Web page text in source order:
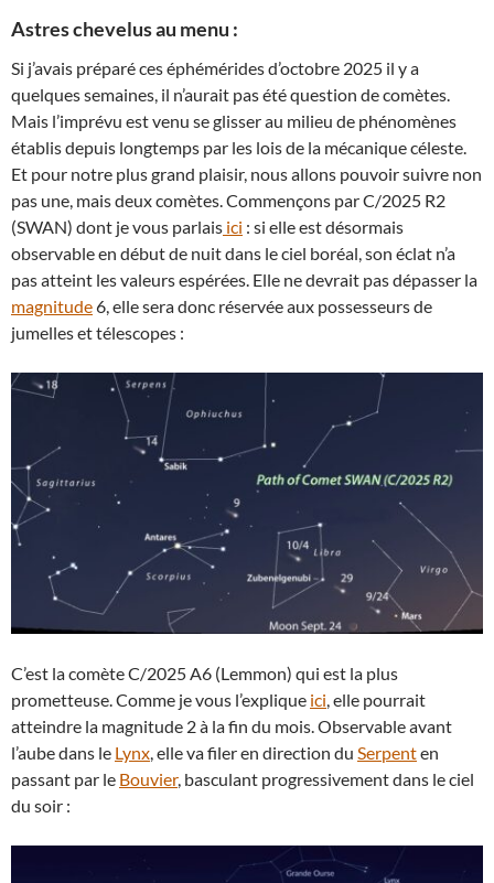
Astres chevelus au menu :
Si j’avais préparé ces éphémérides d’octobre 2025 il y a
quelques semaines, il n’aurait pas été question de comètes.
Mais l’imprévu est venu se glisser au milieu de phénomènes
établis depuis longtemps par les lois de la mécanique céleste.
Et pour notre plus grand plaisir, nous allons pouvoir suivre non
pas une, mais deux comètes. Commençons par C/2025 R2
(SWAN) dont je vous parlais ici : si elle est désormais
observable en début de nuit dans le ciel boréal, son éclat n’a
pas atteint les valeurs espérées. Elle ne devrait pas dépasser la
magnitude6, elle sera donc réservée aux possesseurs de
jumelles et télescopes :
C’est la comète C/2025 A6 (Lemmon) qui est la plus
prometteuse. Comme je vous l’explique ici , elle pourrait
atteindre la magnitude 2 à la fin du mois. Observable avant
l’aube dans le Lynx , elle va filer en direction du Serpenten
passant par le Bouvier, basculant progressivement dans le ciel
du soir :